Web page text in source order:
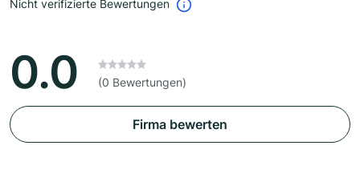
Nicht verifizierte Bewertungen
0.0 (0 Bewertungen)
Firma bewerten